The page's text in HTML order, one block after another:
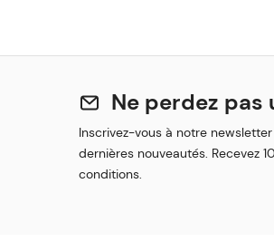
Ne perdez pas
Inscrivez-vous à notre
dernières nouveautés. Recevez
conditions.